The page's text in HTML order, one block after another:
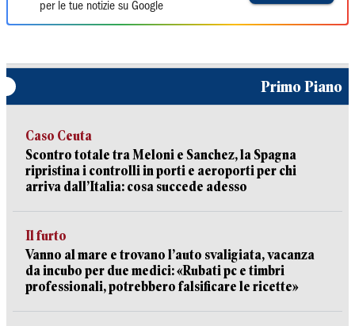
per le tue notizie su Google
Primo Piano
Caso Ceuta
Scontro totale tra Meloni e Sanchez, la Spagna
ripristina i controlli in porti e aeroporti per chi
arriva dall’Italia: cosa succede adesso
Il furto
Vanno al mare e trovano l’auto svaligiata, vacanza
da incubo per due medici: «Rubati pc e timbri
professionali, potrebbero falsificare le ricette»